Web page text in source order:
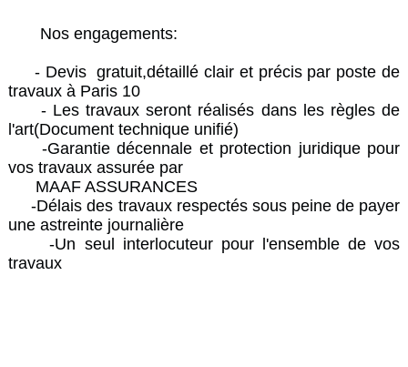
Nos engagements:
- Devis gratuit,détaillé clair et précis par poste de
travaux à Paris 10
- Les travaux seront réalisés dans les règles de
l'art(Document technique unifié)
-Garantie décennale et protection juridique pour
vos travaux assurée par
MAAF ASSURANCES
-Délais des travaux respectés sous peine de payer
une astreinte journalière
-Un seul interlocuteur pour l'ensemble de vos
travaux